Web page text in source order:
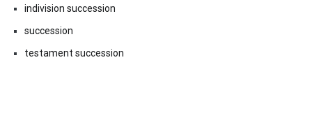
indivision succession
succession
testament succession